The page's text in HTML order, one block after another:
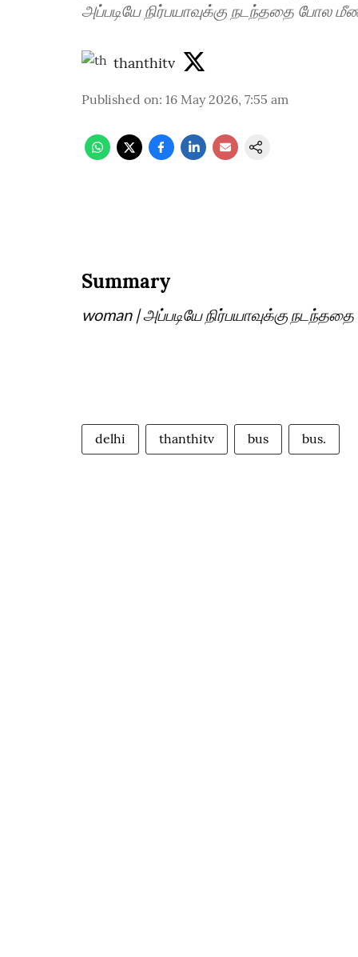
அப்படியே நிர்பயாவுக்கு நடந்ததை போல
thanthitv
Published on: 16 May 2026, 7:55 am
Summary
woman | அப்படியே நிர்பயாவுக்கு
delhi thanthitv bus bus.